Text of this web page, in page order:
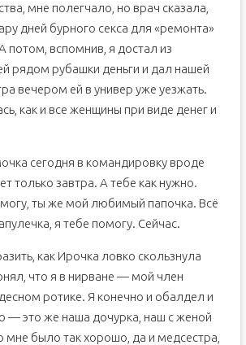
мне полегчало, но врач сказала,
дней бурного секса для «ремонта»
потом, вспомнив, я достал из
рядом рубашки деньги и дал нашей
вечером ей в универ уже уезжать.
как и все женщины при виде денег и
сегодня в командировку вроде
только завтра. А тебе как нужно.
ты же мой любимый папочка. Всё
я тебе помогу. Сейчас.
как Ирочка ловко скользнула
что я в нирване — мой член
ротике. Я конечно и обалдел и
— это же наша дочурка, наш с женой
мне было так хорошо, да и медсестра,